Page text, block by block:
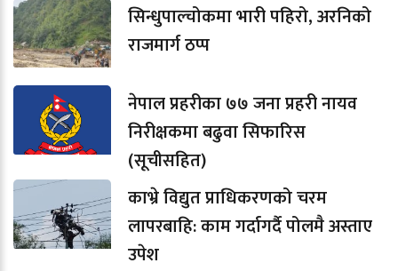
सिन्धुपाल्चोकमा भारी पहिरो, अरनिको
राजमार्ग ठप्प
नेपाल प्रहरीका ७७ जना प्रहरी नायव
निरीक्षकमा बढुवा सिफारिस
(सूचीसहित)
काभ्रे विद्युत प्राधिकरणको चरम
लापरबाहि: काम गर्दागर्दै पोलमै अस्ताए
उपेश